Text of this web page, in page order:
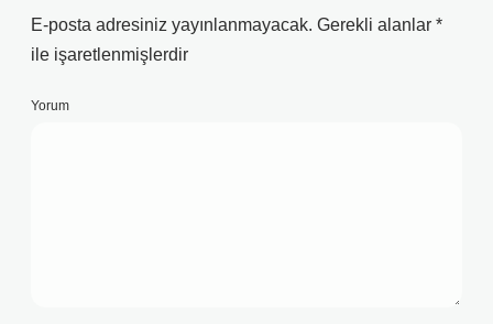
E-posta adresiniz yayınlanmayacak. Gerekli alanlar *
ile işaretlenmişlerdir
Yorum